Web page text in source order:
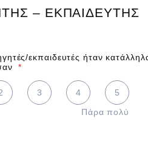
– ΕΚΠΑΙΔΕΥΤHΣ
εκπαιδευτές ήταν
*
3
4
Πάρα πολύ
5
5 is Πάρα πολύ